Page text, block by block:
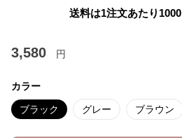
送料は1注文あたり 1000
3,580 円
カラー
ブラック グレー ブラウン